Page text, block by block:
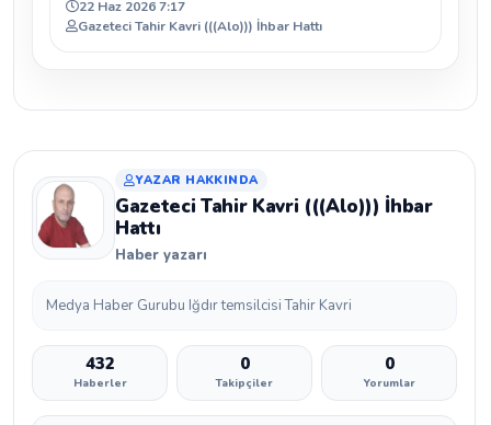
22 Haz 2026 7:17
Gazeteci Tahir Kavri (((Alo))) İhbar Hattı
YAZAR HAKKINDA
Gazeteci Tahir Kavri (((Alo))) İhbar
Hattı
Haber yazarı
Medya Haber Gurubu Iğdır temsilcisi Tahir Kavri
432
Haberler
0
Takipçiler
0
Yorumlar